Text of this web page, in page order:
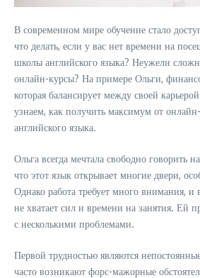
В современном мире обучение стало
что делать, если у вас нет времени на
школы английского языка? Неужели
онлайн-курсы? На примере Ольги,
которая балансирует между своей
узнаем, как получить максимум от
английского языка.
Ольга всегда мечтала свободно говорить
что этот язык открывает многие двери,
Однако работа требует много внимания, и
не хватает сил и времени на занятия. Ей
с несколькими проблемами.
Первой трудностью являются
часто возникают форс-мажорные